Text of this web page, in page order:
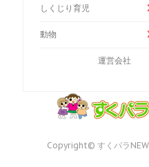
しくじり育児
動物
運営会社
Copyright© すくパラ